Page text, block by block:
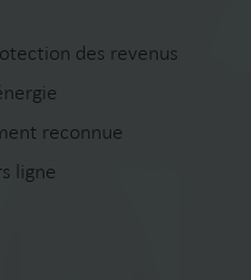
des revenus
reconnue
ligne